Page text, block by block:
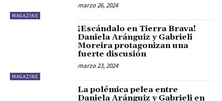
MAGAZINE
marzo 26, 2024
MAGAZINE
¡Escándalo en Tierra Brava!
Daniela Aránguiz y Gabrieli
Moreira protagonizan una
fuerte discusión
marzo 23, 2024
La polémica pelea entre
Daniela Aránguiz y Gabrieli en